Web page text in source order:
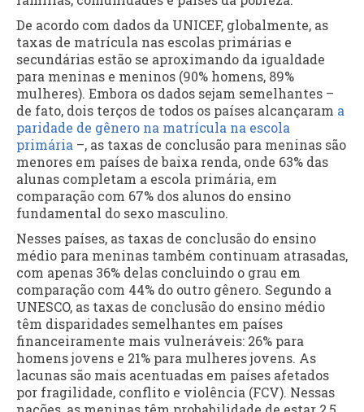
De acordo com dados da UNICEF, globalmente, as
taxas de matrícula nas escolas primárias e
secundárias estão se aproximando da igualdade
para meninas e meninos (90% homens, 89%
mulheres). Embora os dados sejam semelhantes –
de fato, dois terços de todos os países alcançaram a
paridade de gênero na matrícula na escola
primária –, as taxas de conclusão para meninas são
menores em países de baixa renda, onde 63% das
alunas completam a escola primária, em
comparação com 67% dos alunos do ensino
fundamental do sexo masculino.
Nesses países, as taxas de conclusão do ensino
médio para meninas também continuam atrasadas,
com apenas 36% delas concluindo o grau em
comparação com 44% do outro gênero. Segundo a
UNESCO, as taxas de conclusão do ensino médio
têm disparidades semelhantes em países
financeiramente mais vulneráveis: 26% para
homens jovens e 21% para mulheres jovens. As
lacunas são mais acentuadas em países afetados
por fragilidade, conflito e violência (FCV). Nessas